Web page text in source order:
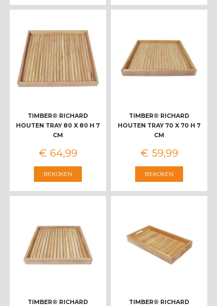
TIMBER® RICHARD
HOUTEN TRAY 80 X 80 H 7
CM
€ 64,99
BEKIJKEN
TIMBER® RICHARD
HOUTEN TRAY 70 X 70 H 7
CM
€ 59,99
BEKIJKEN
TIMBER® RICHARD
TIMBER® RICHARD